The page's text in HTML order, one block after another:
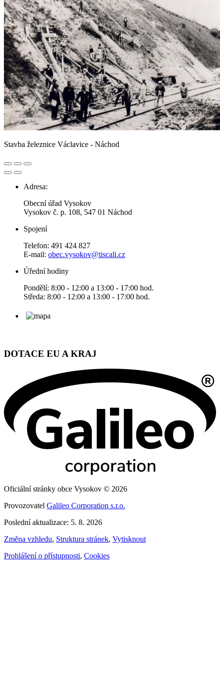
Stavba železnice Václavice - Náchod
Adresa:
Obecní úřad Vysokov
Vysokov č. p. 108, 547 01 Náchod
Spojení
Telefon: 491 424 827
E-mail: obec.vysokov@tiscali.cz
Úřední hodiny
Pondělí: 8:00 - 12:00 a 13:00 - 17:00 hod.
Středa: 8:00 - 12:00 a 13:00 - 17:00 hod.
DOTACE EU A KRAJ
Oficiální stránky obce Vysokov © 2026
Provozovatel Galileo Corporation s.r.o.
Poslední aktualizace: 5. 8. 2026
Změna vzhledu, Struktura stránek, Vytisknout
Prohlášení o přístupnosti, Cookies